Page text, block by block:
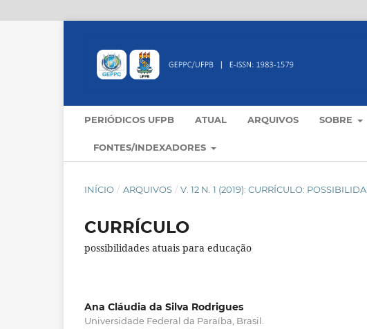
PERIÓDICOS UFPB ATUAL ARQUIVOS SOBRE
FONTES/INDEXADORES
INÍCIO / ARQUIVOS / V. 12 N. 1 (2019): CURRÍCULO:
CURRÍCULO
possibilidades atuais para educação
Ana Cláudia da Silva Rodrigues
Universidade Federal da Paraíba, Brasil.